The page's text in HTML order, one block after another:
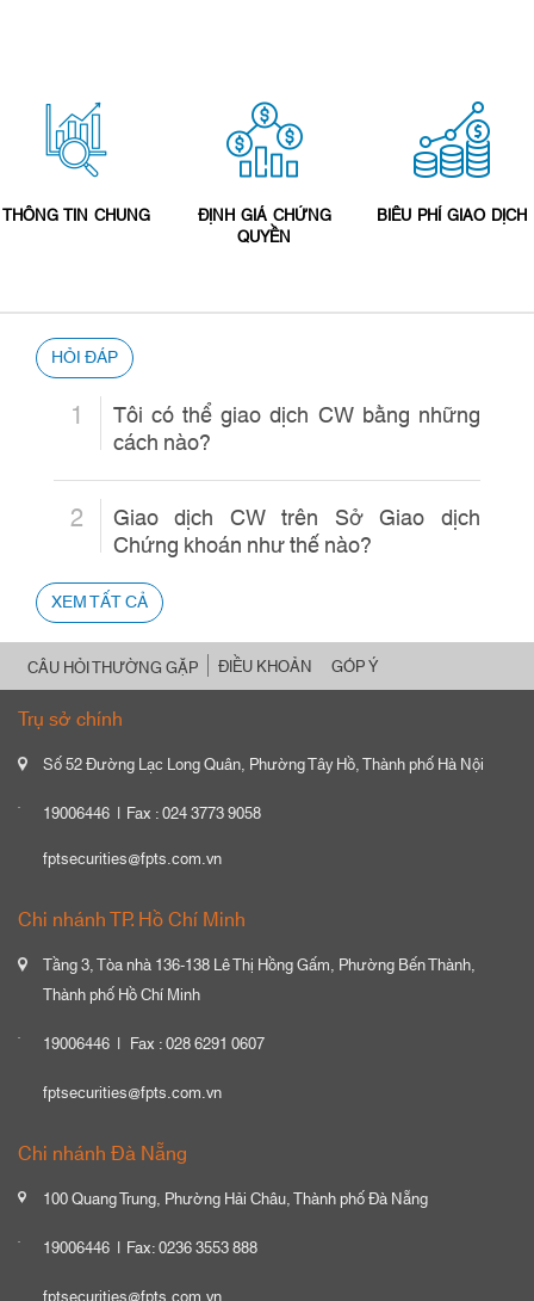
THÔNG TIN CHUNG ĐỊNH GIÁ CHỨNG
QUYỀN
BIỂU PHÍ GIAO DỊCH
HỎI ĐÁP
1 Tôi có thể giao dịch CW bằng những
cách nào?
2 Giao dịch CW trên Sở Giao dịch
Chứng khoán như thế nào?
XEM TẤT CẢ
CÂU HỎI THƯỜNG GẶP ĐIỀU KHOẢN GÓP Ý
Trụ sở chính
Số 52 Đường Lạc Long Quân, Phường Tây Hồ, Thành phố Hà Nội
19006446
Fax : 024 3773 9058
fptsecurities@fpts.com.vn
Chi nhánh TP. Hồ Chí Minh
Tầng 3, Tòa nhà 136-138 Lê Thị Hồng Gấm, Phường Bến Thành,
Thành phố Hồ Chí Minh
19006446
Fax : 028 6291 0607
fptsecurities@fpts.com.vn
Chi nhánh Đà Nẵng
100 Quang Trung, Phường Hải Châu, Thành phố Đà Nẵng
19006446
Fax: 0236 3553 888